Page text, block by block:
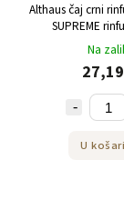
Althaus čaj crni
SUPREME
Na
U